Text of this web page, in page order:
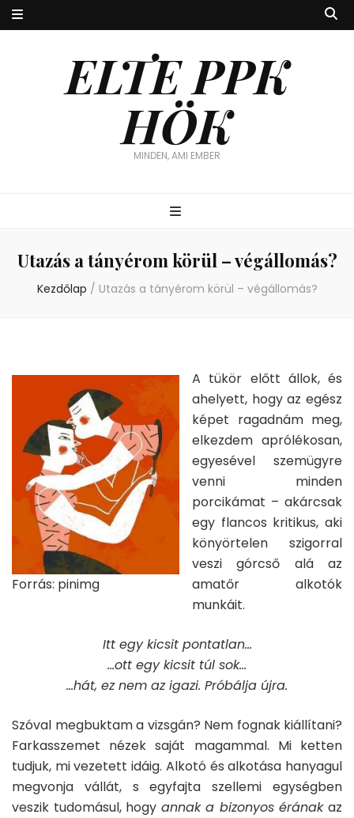
ELTE PPK
HÖK
MINDEN, AMI EMBER
Utazás a tányérom körül – végállomás?
Kezdőlap / Utazás a tányérom körül – végállomás?
Forrás: pinimg
A tükör előtt állok, és
ahelyett, hogy az egész
képet ragadnám meg,
elkezdem aprólékosan,
egyesével szemügyre
venni minden
porcikámat – akárcsak
egy flancos kritikus, aki
könyörtelen szigorral
veszi górcső alá az
amatőr alkotók
munkáit.
Itt egy kicsit pontatlan…
…ott egy kicsit túl sok…
…hát, ez nem az igazi. Próbálja újra.
Szóval megbuktam a vizsgán? Nem fognak kiállítani?
Farkasszemet nézek saját magammal. Mi ketten
tudjuk, mi vezetett idáig. Alkotó és alkotása hanyagul
megvonja vállát, s egyfajta szellemi egységben
veszik tudomásul, hogy annak a bizonyos éránakaz